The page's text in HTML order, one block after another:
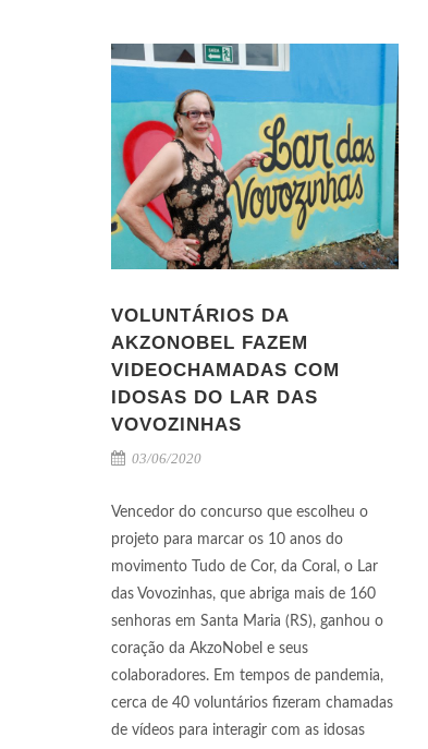
VOLUNTÁRIOS DA
AKZONOBEL FAZEM
VIDEOCHAMADAS COM
IDOSAS DO LAR DAS
VOVOZINHAS
03/06/2020
Vencedor do concurso que escolheu o
projeto para marcar os 10 anos do
movimento Tudo de Cor, da Coral, o Lar
das Vovozinhas, que abriga mais de 160
senhoras em Santa Maria (RS), ganhou o
coração da AkzoNobel e seus
colaboradores. Em tempos de pandemia,
cerca de 40 voluntários fizeram chamadas
de vídeos para interagir com as idosas